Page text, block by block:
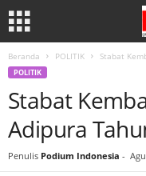
Beranda POLITIK Stabat
POLITIK
Stabat
Adipura
Penulis Podium Indonesia -